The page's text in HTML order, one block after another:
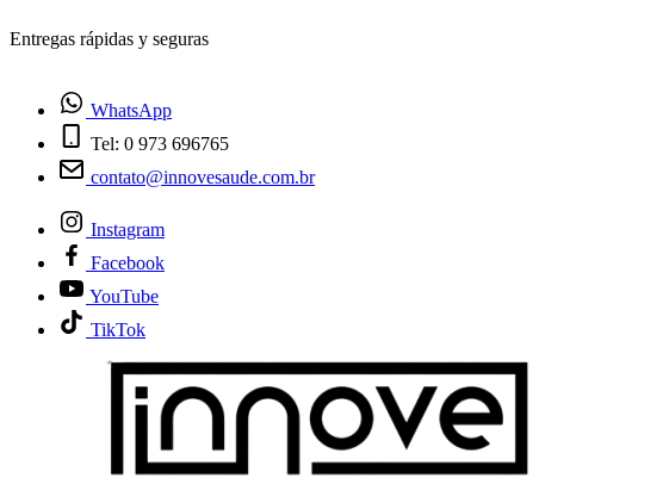
¿Tienes dudas? Habla con nosotros
WhatsApp
Tel: 0 973 696765
contato@innovesaude.com.br
Instagram
Facebook
YouTube
TikTok